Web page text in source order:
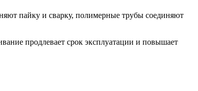
пайку и сварку, полимерные трубы соединяют
продлевает срок эксплуатации и повышает